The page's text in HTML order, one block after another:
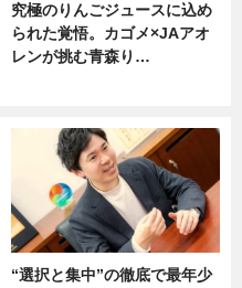
究極のりんごジュースに込め
られた覚悟。カゴメ×JAアオ
レンが挑む青森り…
“選択と集中”の徹底で最年少